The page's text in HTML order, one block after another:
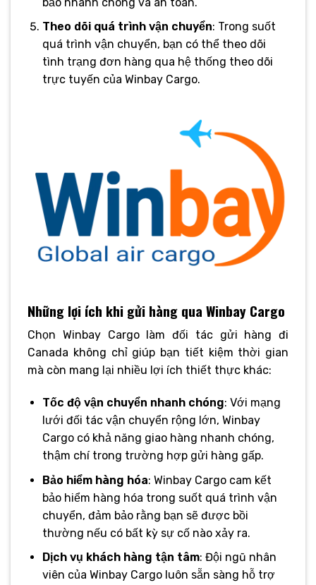
Theo dõi quá trình vận chuyển: Trong suốt
quá trình vận chuyển, bạn có thể theo dõi
tình trạng đơn hàng qua hệ thống theo dõi
trực tuyến của Winbay Cargo.
Những lợi ích khi gửi hàng qua Winbay Cargo
Chọn Winbay Cargo làm đối tác gửi hàng đi
Canada không chỉ giúp bạn tiết kiệm thời gian
mà còn mang lại nhiều lợi ích thiết thực khác:
Tốc độ vận chuyển nhanh chóng: Với mạng
lưới đối tác vận chuyển rộng lớn, Winbay
Cargo có khả năng giao hàng nhanh chóng,
thậm chí trong trường hợp gửi hàng gấp.
Bảo hiểm hàng hóa: Winbay Cargo cam kết
bảo hiểm hàng hóa trong suốt quá trình vận
chuyển, đảm bảo rằng bạn sẽ được bồi
thường nếu có bất kỳ sự cố nào xảy ra.
Dịch vụ khách hàng tận tâm: Đội ngũ nhân
viên của Winbay Cargo luôn sẵn sàng hỗ trợ